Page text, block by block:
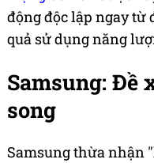
động độc lập ngay từ
quả sử dụng năng
Samsung: Đề
song
Samsung thừa nhận